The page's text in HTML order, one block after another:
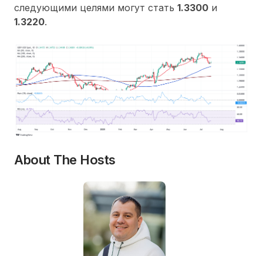
следующими целями могут стать 1.3300 и
1.3220.
About The Hosts